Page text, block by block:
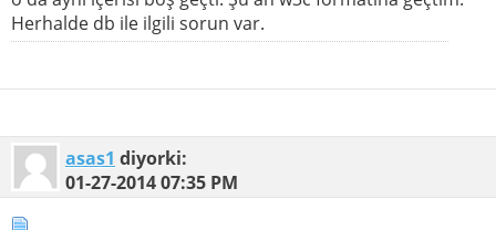
Herhalde db ile ilgili sorun var.
asas1 diyorki:
01-27-201407:35 PM